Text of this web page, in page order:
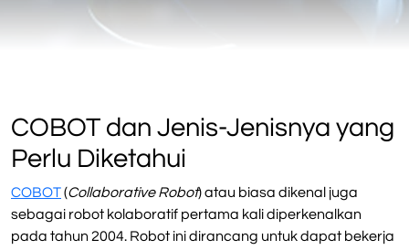
COBOT dan Jenis-Jenisnya yang
Perlu Diketahui
COBOT(Collaborative Robot) atau biasa dikenal juga
sebagai robot kolaboratif pertama kali diperkenalkan
pada tahun 2004. Robot ini dirancang untuk dapat bekerja